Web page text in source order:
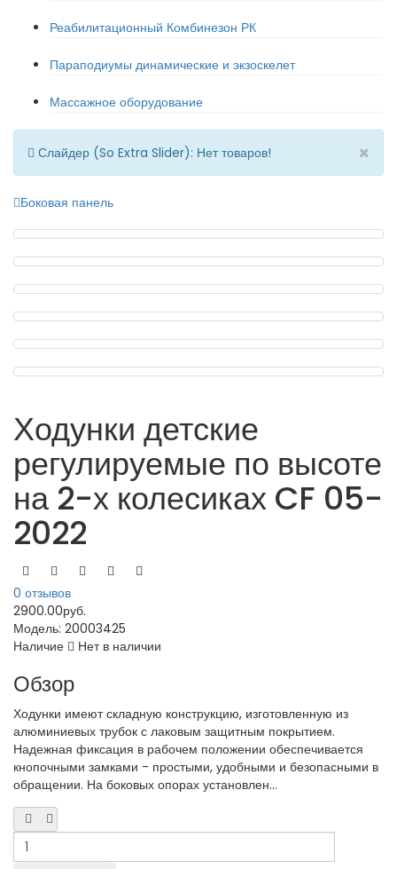
Реабилитационный Комбинезон РК
Параподиумы динамические и экзоскелет
Массажное оборудование
Слайдер (So Extra Slider): Нет товаров! ×
Боковая панель
Ходунки детские
регулируемые по высоте
на 2-х колесиках CF 05-
2022
0 отзывов
2900.00руб.
Модель: 20003425
Наличие
Нет в наличии
Обзор
Ходунки имеют складную конструкцию, изготовленную из
алюминиевых трубок с лаковым защитным покрытием.
Надежная фиксация в рабочем положении обеспечивается
кнопочными замками - простыми, удобными и безопасными в
обращении. На боковых опорах установлен...